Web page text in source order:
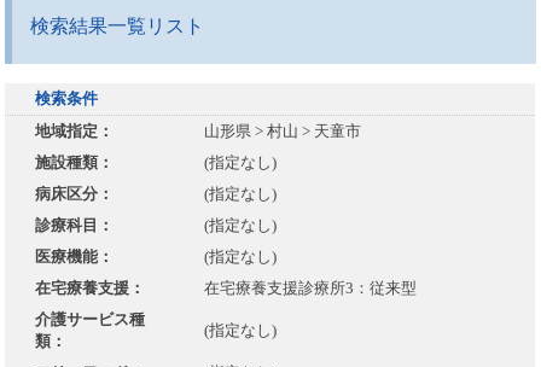
検索結果一覧リスト
検索条件
地域指定：
山形県 > 村山 > 天童市
施設種類：
(指定なし)
病床区分：
(指定なし)
診療科目：
(指定なし)
医療機能：
(指定なし)
在宅療養支援：
在宅療養支援診療所3：従来型
介護サービス種
類：
(指定なし)